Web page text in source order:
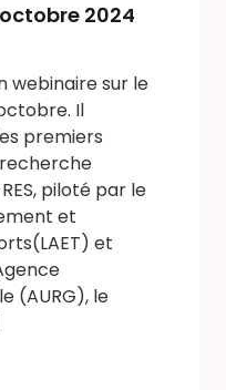
2024
webinaire sur le
Il
premiers
piloté par le
et
et
(AURG), le